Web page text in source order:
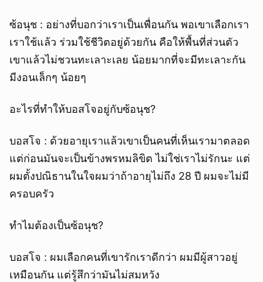
ซ้อนุช : อย่างที่บอกว่าเราเป็นเพื่อนกัน พอเขาเลือกเรา
เราใช้แล้ว ร่วมใช้ชีวิตอยู่ด้วยกัน คือให้พื้นที่ส่วนตัว
เขาแล้วไม่ชวนทะเลาะเลย น้อยมากที่จะมีทะเลาะกัน
มีงอนเล็กๆ น้อยๆ
อะไรที่ทำให้บอสโจอยู่กับซ้อนุช?
บอสโจ : ด้วยอายุเราแล้วเขาเป็นคนที่เห็นเรามาตลอด
แต่ก่อนมันจะเป็นข้างพรหมลิขิต ไม่ใช่เราไม่รักนะ แต่
ผมตั้งปณิธานในใจผมว่าถ้าอายุไม่ถึง 28 ปี ผมจะไม่มี
ครอบครัว
ทำไมต้องเป็นซ้อนุช?
บอสโจ : ผมเลือกคนที่เขารักเราดีกว่า ผมมีผู้สาวอยู่
เหมือนกัน แต่รู้สึกว่ามันไม่สมหวัง